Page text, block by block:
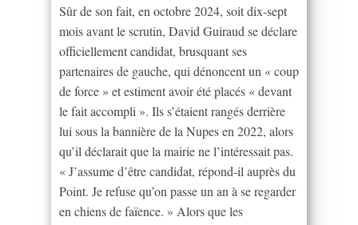
Sûr de son fait, en octobre 2024, soit dix-sept
mois avant le scrutin, David Guiraud se déclare
officiellement candidat, brusquant ses
partenaires de gauche, qui dénoncent un « coup
de force » et estiment avoir été placés « devant
le fait accompli ». Ils s’étaient rangés derrière
lui sous la bannière de la Nupes en 2022, alors
qu’il déclarait que la mairie ne l’intéressait pas.
« J’assume d’être candidat, répond-il auprès du
Point. Je refuse qu’on passe un an à se regarder
en chiens de faïence. » Alors que les